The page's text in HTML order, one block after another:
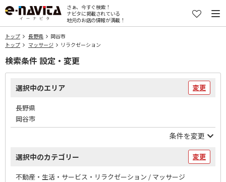
さぁ、今すぐ検索！
ナビタに掲載されている
地元のお店の情報が満載！
トップ 長野県
岡谷市
トップ
マッサージ リラクゼーション
検索条件 設定・変更
選択中のエリア 変更
長野県
岡谷市
条件を変更
選択中のカテゴリー 変更
不動産・生活・サービス・リラクゼーション / マッサージ